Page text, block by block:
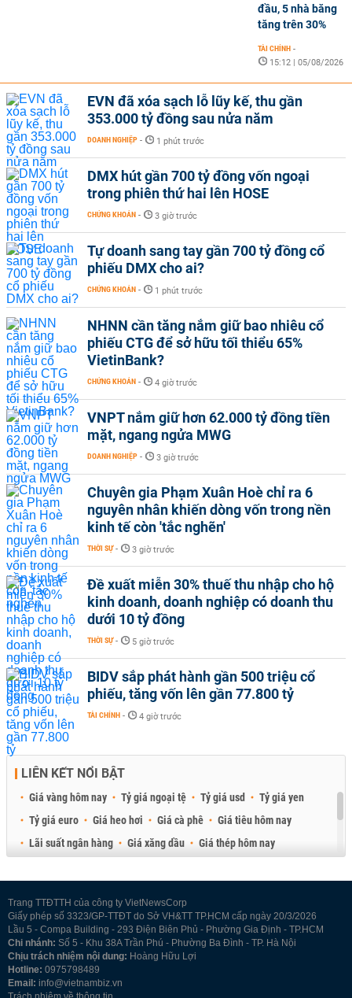
đầu, 5 nhà băng
tăng trên 30%
TÀI CHÍNH -
15:12 | 05/08/2026
EVN đã xóa sạch lỗ lũy kế, thu gần
353.000 tỷ đồng sau nửa năm
DOANH NGHIỆP - 1 phút trước
DMX hút gần 700 tỷ đồng vốn ngoại
trong phiên thứ hai lên HOSE
CHỨNG KHOÁN - 3 giờ trước
Tự doanh sang tay gần 700 tỷ đồng cổ
phiếu DMX cho ai?
CHỨNG KHOÁN - 1 phút trước
NHNN cần tăng nắm giữ bao nhiêu cổ
phiếu CTG để sở hữu tối thiểu 65%
VietinBank?
CHỨNG KHOÁN - 4 giờ trước
VNPT nắm giữ hơn 62.000 tỷ đồng tiền
mặt, ngang ngửa MWG
DOANH NGHIỆP - 3 giờ trước
Chuyên gia Phạm Xuân Hoè chỉ ra 6
nguyên nhân khiến dòng vốn trong nền
kinh tế còn 'tắc nghẽn'
THỜI SỰ - 3 giờ trước
Đề xuất miễn 30% thuế thu nhập cho hộ
kinh doanh, doanh nghiệp có doanh thu
dưới 10 tỷ đồng
THỜI SỰ - 5 giờ trước
BIDV sắp phát hành gần 500 triệu cổ
phiếu, tăng vốn lên gần 77.800 tỷ
TÀI CHÍNH - 4 giờ trước
LIÊN KẾT NỔI BẬT
Giá vàng hôm nay Tỷ giá ngoại tệ Tỷ giá usd
Tỷ giá yen
Tỷ giá euro
Giá heo hơi Giá cà phê
Giá tiêu hôm nay
Lãi suất ngân hàng
Giá xăng dầu
Giá thép hôm nay
Trang TTĐTTH của công ty VietNewsCorp
Giấy phép số 3323/GP-TTĐT do Sở VH&TT TP.HCM cấp ngày 20/3/2026
Lầu 5 - Compa Building - 293 Điện Biên Phủ - Phường Gia Định - TP.HCM
Chi nhánh: Số 5 - Khu 38A Trần Phú - Phường Ba Đình - TP. Hà Nội
Chịu trách nhiệm nội dung: Hoàng Hữu Lợi
Hotline: 0975798489
Email: info@vietnambiz.vn